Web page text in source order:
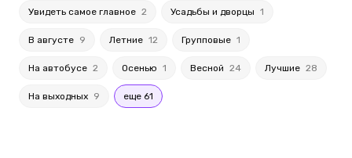
Увидеть самое главное 2 Усадьбы и дворцы 1
В августе 9 Летние 12 Групповые 1
На автобусе 2 Осенью 1 Весной 24 Лучшие 28
На выходных 9 еще 61